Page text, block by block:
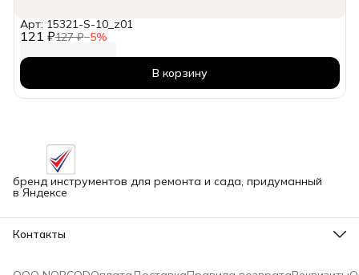
121 ₽127 ₽−5%
Арт: 15321-S-10_z01
В корзину
бренд инструментов для ремонта и сада, придуманный
в Яндексе
Контакты